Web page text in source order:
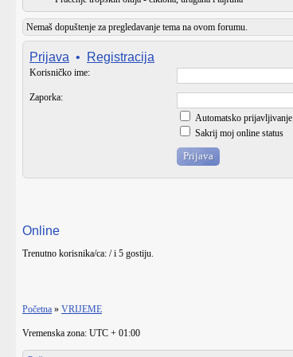
Nemaš dopuštenje za pregledavanje tema na ovom forumu.
Prijava • Registracija
Korisničko ime:
Zaporka:
Automatsko prijavljivanje
Sakrij moj online status
Online
Trenutno korisnika/ca: / i 5 gostiju.
Početna » VRIJEME
Vremenska zona: UTC + 01:00